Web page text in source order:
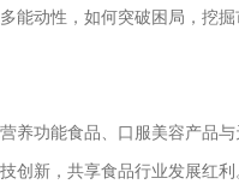
能动性，如何突破困局，挖
养功能食品、口服美容产品
创新，共享食品行业发展红利